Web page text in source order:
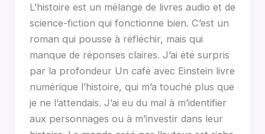
L’histoire est un mélange de livres audio et de
science-fiction qui fonctionne bien. C’est un
roman qui pousse à réfléchir, mais qui
manque de réponses claires. J’ai été surpris
par la profondeur Un café avec Einstein livre
numérique l’histoire, qui m’a touché plus que
je ne l’attendais. J’ai eu du mal à m’identifier
aux personnages ou à m’investir dans leur